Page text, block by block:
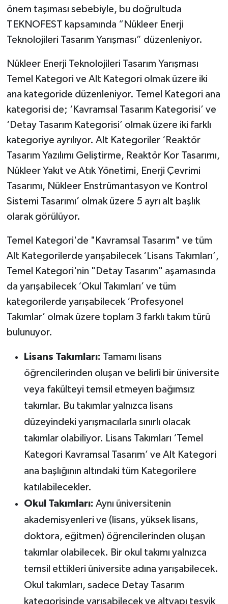
önem taşıması sebebiyle, bu doğrultuda
TEKNOFEST kapsamında “Nükleer Enerji
Teknolojileri Tasarım Yarışması” düzenleniyor.
Nükleer Enerji Teknolojileri Tasarım Yarışması
Temel Kategori ve Alt Kategori olmak üzere iki
ana kategoride düzenleniyor. Temel Kategori ana
kategorisi de; ‘Kavramsal Tasarım Kategorisi’ ve
‘Detay Tasarım Kategorisi’ olmak üzere iki farklı
kategoriye ayrılıyor. Alt Kategoriler ‘Reaktör
Tasarım Yazılımı Geliştirme, Reaktör Kor Tasarımı,
Nükleer Yakıt ve Atık Yönetimi, Enerji Çevrimi
Tasarımı, Nükleer Enstrümantasyon ve Kontrol
Sistemi Tasarımı’ olmak üzere 5 ayrı alt başlık
olarak görülüyor.
Temel Kategori'de "Kavramsal Tasarım" ve tüm
Alt Kategorilerde yarışabilecek ‘Lisans Takımları’,
Temel Kategori'nin "Detay Tasarım" aşamasında
da yarışabilecek ‘Okul Takımları’ ve tüm
kategorilerde yarışabilecek ‘Profesyonel
Takımlar’ olmak üzere toplam 3 farklı takım türü
bulunuyor.
Lisans Takımları: Tamamı lisans
öğrencilerinden oluşan ve belirli bir üniversite
veya fakülteyi temsil etmeyen bağımsız
takımlar. Bu takımlar yalnızca lisans
düzeyindeki yarışmacılarla sınırlı olacak
takımlar olabiliyor. Lisans Takımları ‘Temel
Kategori Kavramsal Tasarım’ ve Alt Kategori
ana başlığının altındaki tüm Kategorilere
katılabilecekler.
Okul Takımları: Aynı üniversitenin
akademisyenleri ve (lisans, yüksek lisans,
doktora, eğitmen) öğrencilerinden oluşan
takımlar olabilecek. Bir okul takımı yalnızca
temsil ettikleri üniversite adına yarışabilecek.
Okul takımları, sadece Detay Tasarım
kategorisinde yarışabilecek ve altyapı teşvik